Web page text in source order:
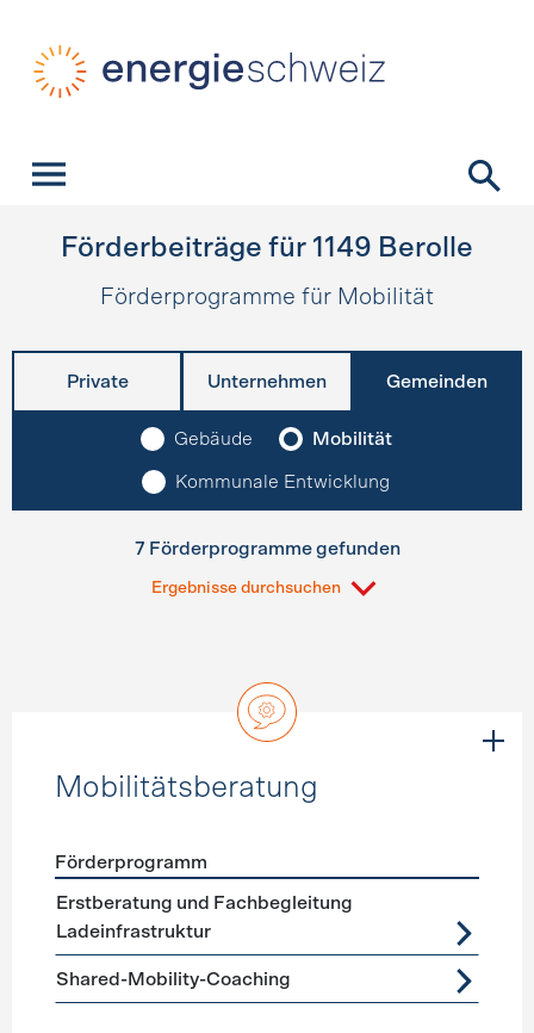
Förderbeiträge für 1149 Berolle
Förderprogramme für Mobilität
Private Unternehmen Gemeinden
Gebäude Mobilität
Kommunale Entwicklung
7 Förderprogramme gefunden
Ergebnisse durchsuchen
Mobilitätsberatung
Förderprogramme Mobilitätsberatung
Förderprogramm
Erstberatung und Fachbegleitung
Ladeinfrastruktur
Shared-Mobility-Coaching